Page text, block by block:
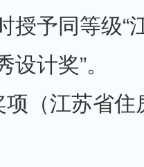
授予同等级“
计奖”。
项（江苏省住